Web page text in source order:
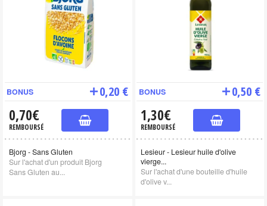
BONUS 0,20 €
0,70€
REMBOURSÉ
Bjorg - Sans Gluten
Sur l'achat d'un produit Bjorg
Sans Gluten au...
BONUS 0,50 €
1,30€
REMBOURSÉ
Lesieur - Lesieur huile d'olive
vierge...
Sur l'achat d'une bouteille d'huile
d'olive v...